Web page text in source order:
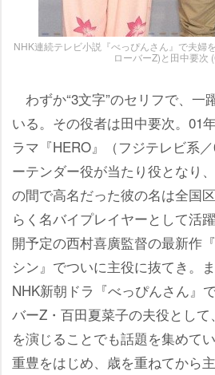
NHK連続テレビ小説『べっぴんさん』で夫婦
ローバーZ)と田中要次
わずか“3文字”のセリフで、一
いる。その役者は田中要次。01
ラマ『HERO』（フジテレビ系
ーテンダー役が当たり役となり
の間で高名だった彼の名は全国
らく名バイプレイヤーとして活
開予定の西村喜廣監督の最新作
シン』でついに主役に抜てき。
NHK新朝ドラ『べっぴんさん』
バーZ・百田夏菜子の夫役として
を演じることでも話題を集めて
重豊をはじめ、歳を重ねてから